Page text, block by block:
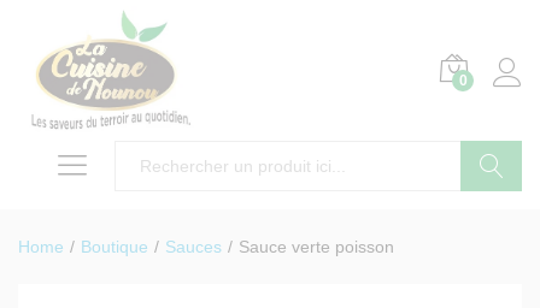
0
Home / Boutique / Sauces / Sauce verte poisson